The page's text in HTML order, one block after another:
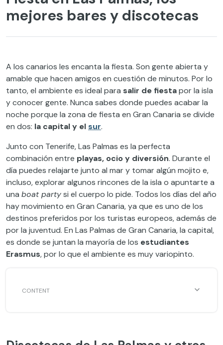
mejores bares y discotecas
A los canarios les encanta la fiesta. Son gente abierta y
amable que hacen amigos en cuestión de minutos. Por lo
tanto, el ambiente es ideal para salir de fiestapor la isla
y conocer gente. Nunca sabes donde puedes acabar la
noche porque la zona de fiesta en Gran Canaria se divide
en dos: la capital y elsur.
Junto con Tenerife, Las Palmas es la perfecta
combinación entre playas, ocio y diversión. Durante el
día puedes relajarte junto al mar y tomar algún mojito e,
incluso, explorar algunos rincones de la isla o apuntarte a
una boat partysi el cuerpo lo pide. Todos los días del año
hay movimiento en Gran Canaria, ya que es uno de los
destinos preferidos por los turistas europeos, además de
por la juventud. En Las Palmas de Gran Canaria, la capital,
es donde se juntan la mayoría de los estudiantes
Erasmus, por lo que el ambiente es muy variopinto.